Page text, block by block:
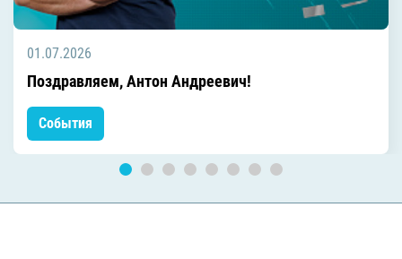
01.07.2026
Поздравляем, Антон Андреевич!
События